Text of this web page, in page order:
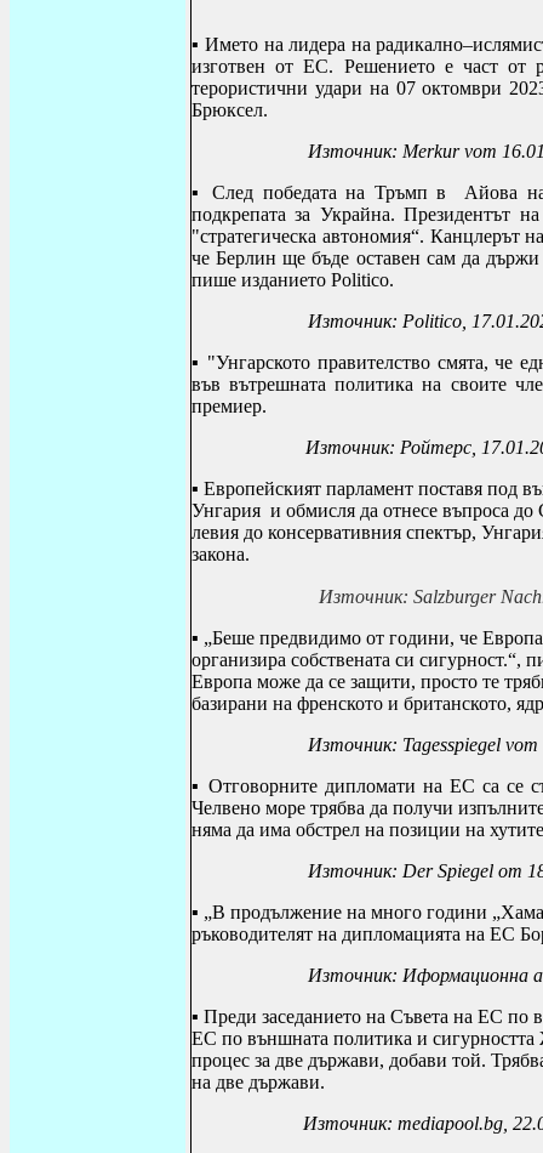
▪ Името на лидера на
изготвен от ЕС. Решението е част от
терористични удари на 07 октомври
Брюксел.
Източник: Merkur vom
▪ След победата на Тръмп в Айова
подкрепата за Украйна. Президентът
"стратегическа автономия“. Канцлерът
че Берлин ще бъде оставен сам да
пише изданието Politico.
Източник: Politico ,
▪ "Унгарското правителство смята, че
във вътрешната политика на своите
премиер.
Източник: Ройтерс,
▪ Европейският парламент поставя под
Унгария и обмисля да отнесе въпроса
левия до консервативния спектър,
закона.
Източник: Salzburger
▪ „Беше предвидимо от години, че
организира собствената си
Европа може да се защити, просто те
базирани на френското и британското,
Източник: Tagesspiegel
▪ Отговорните дипломати на ЕС са се
Челвено море трябва да получи
няма да има обстрел на позиции на
Източник: Der Spiegel от
▪ „В продължение на много години
ръководителят на дипломацията на ЕС
Източник: Иформационна
▪ Преди заседанието на Съвета на ЕС по
ЕС по външната политика и сигурността
процес за две държави, добави той.
на две държави.
Източник: mediapool.bg,